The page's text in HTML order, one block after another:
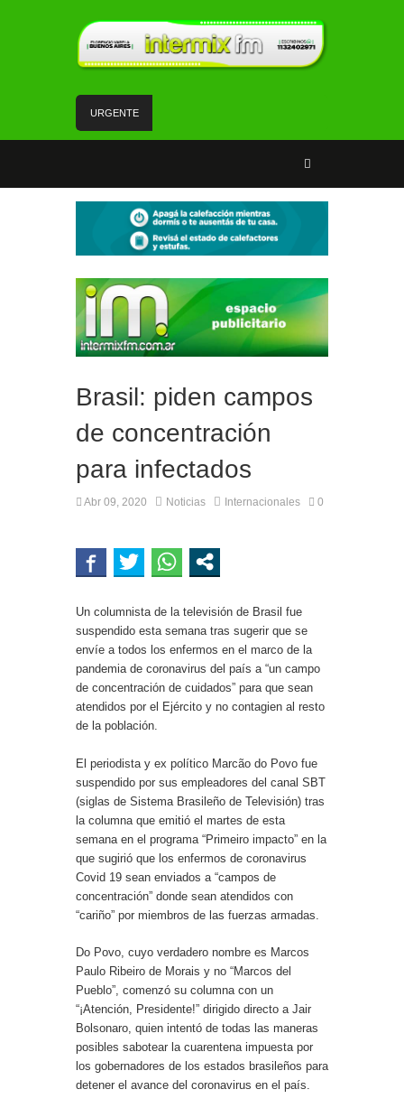
URGENTE
su viaje de egresados para cantar en la semifinal
de un programa de TV
La Red SUBE dejó de aplicar el 50% de
La Patrulla Urbana Municipal secuestró 11
vehículos durante un operativo de control en
Ezpeleta
Andrés Watson junto a vecinos y vecinas de San
Brasil: piden campos
de concentración
para infectados
Abr 09, 2020 Noticias Internacionales 0
Un columnista de la televisión de Brasil fue
suspendido esta semana tras sugerir que se
envíe a todos los enfermos en el marco de la
pandemia de coronavirus del país a “un campo
de concentración de cuidados” para que sean
atendidos por el Ejército y no contagien al resto
de la población.
El periodista y ex político Marcão do Povo fue
suspendido por sus empleadores del canal SBT
(siglas de Sistema Brasileño de Televisión) tras
la columna que emitió el martes de esta
semana en el programa “Primeiro impacto” en la
que sugirió que los enfermos de coronavirus
Covid 19 sean enviados a “campos de
concentración” donde sean atendidos con
“cariño” por miembros de las fuerzas armadas.
Do Povo, cuyo verdadero nombre es Marcos
Paulo Ribeiro de Morais y no “Marcos del
Pueblo”, comenzó su columna con un
“¡Atención, Presidente!” dirigido directo a Jair
Bolsonaro, quien intentó de todas las maneras
posibles sabotear la cuarentena impuesta por
los gobernadores de los estados brasileños para
detener el avance del coronavirus en el país.